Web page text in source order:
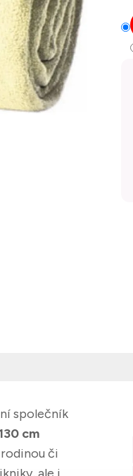
společník
cm
či
ale i